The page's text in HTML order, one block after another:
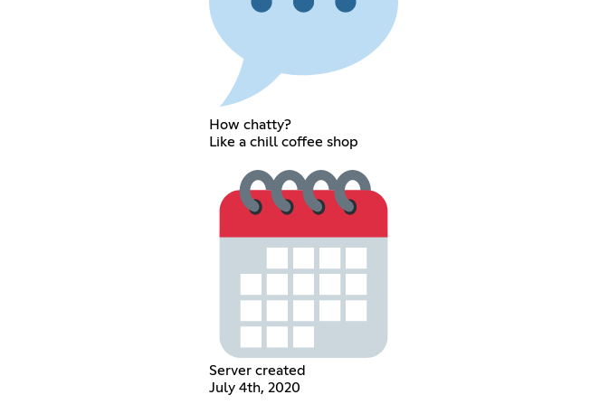
How chatty?
Like a chill coffee shop
Server created
July 4th, 2020